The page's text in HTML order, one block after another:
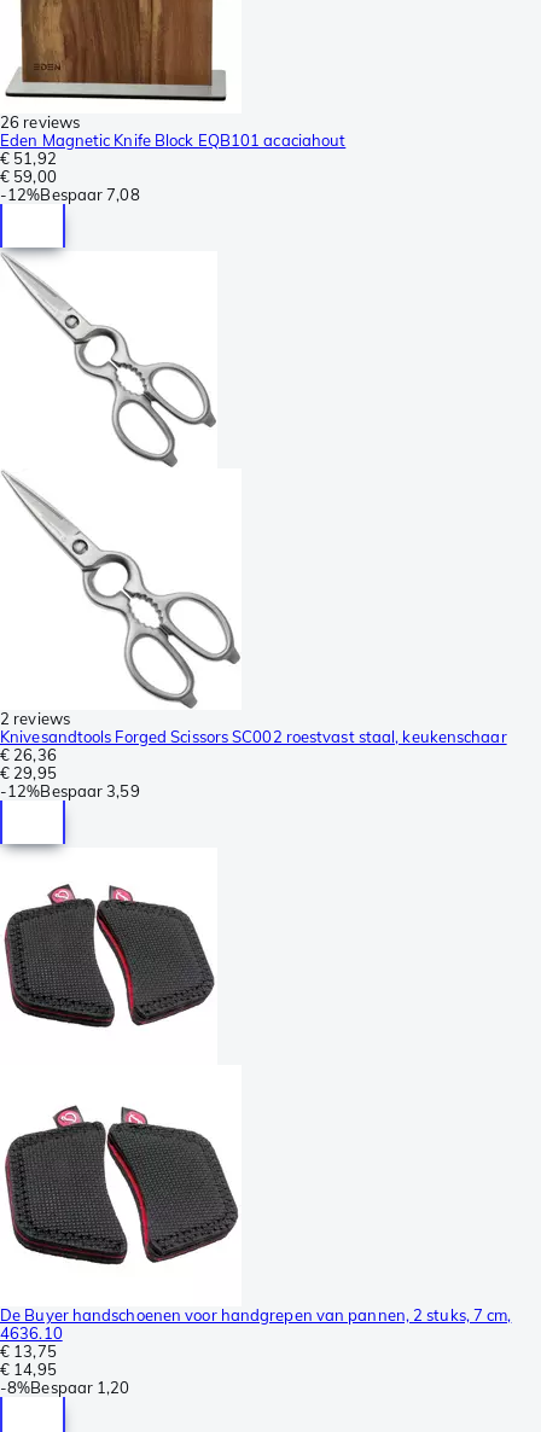
26 reviews
Eden Magnetic Knife Block EQB101 acaciahout
€ 51,92
€ 59,00
-12%Bespaar 7,08
2 reviews
Knivesandtools Forged Scissors SC002 roestvast staal, keukenschaar
€ 26,36
€ 29,95
-12%Bespaar 3,59
De Buyer handschoenen voor handgrepen van pannen, 2 stuks, 7 cm,
4636.10
€ 13,75
€ 14,95
-8%Bespaar 1,20